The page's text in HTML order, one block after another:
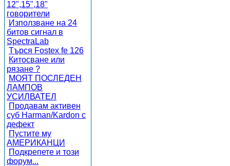
12",15",18"
говорители
Използване на 24
битов сигнал в
SpectraLab
Търся Fostex fe 126
Китосване или
рязане ?
МОЯТ ПОСЛЕДЕН
ЛАМПОВ
УСИЛВАТЕЛ
Продавам активен
суб Harman/Kardon с
дефект
Пустите му
АМЕРИКАНЦИ
Подкрепете и този
форум...